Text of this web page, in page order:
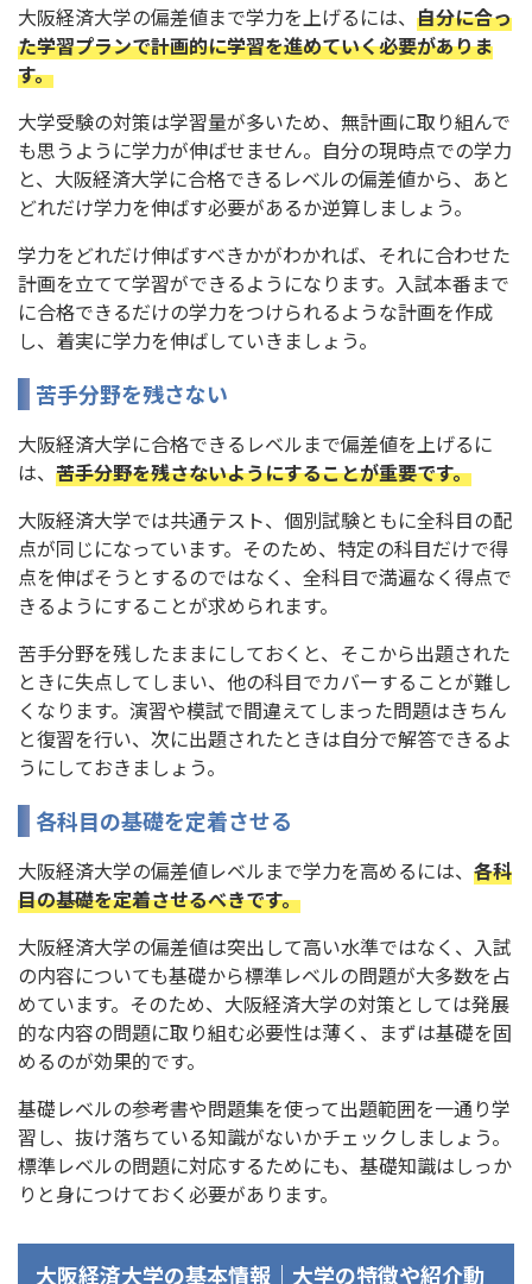
大阪経済大学の偏差値まで学力を上げるには、 自分に合っ
た学習プランで計画的に学習を進めていく必要がありま
す。
大学受験の対策は学習量が多いため、無計画に取り組んで
も思うように学力が伸ばせません。自分の現時点での学力
と、大阪経済大学に合格できるレベルの偏差値から、あと
どれだけ学力を伸ばす必要があるか逆算しましょう。
学力をどれだけ伸ばすべきかがわかれば、それに合わせた
計画を立てて学習ができるようになります。入試本番まで
に合格できるだけの学力をつけられるような計画を作成
し、着実に学力を伸ばしていきましょう。
苦手分野を残さない
大阪経済大学に合格できるレベルまで偏差値を上げるに
は、 苦手分野を残さないようにすることが重要です。
大阪経済大学では共通テスト、個別試験ともに全科目の配
点が同じになっています。そのため、特定の科目だけで得
点を伸ばそうとするのではなく、全科目で満遍なく得点で
きるようにすることが求められます。
苦手分野を残したままにしておくと、そこから出題された
ときに失点してしまい、他の科目でカバーすることが難し
くなります。演習や模試で間違えてしまった問題はきちん
と復習を行い、次に出題されたときは自分で解答できるよ
うにしておきましょう。
各科目の基礎を定着させる
大阪経済大学の偏差値レベルまで学力を高めるには、 各科
目の基礎を定着させるべきです。
大阪経済大学の偏差値は突出して高い水準ではなく、入試
の内容についても基礎から標準レベルの問題が大多数を占
めています。そのため、大阪経済大学の対策としては発展
的な内容の問題に取り組む必要性は薄く、まずは基礎を固
めるのが効果的です。
基礎レベルの参考書や問題集を使って出題範囲を一通り学
習し、抜け落ちている知識がないかチェックしましょう。
標準レベルの問題に対応するためにも、基礎知識はしっか
りと身につけておく必要があります。
大阪経済大学の基本情報｜大学の特徴や紹介動